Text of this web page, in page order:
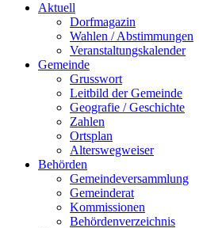
Aktuell
Dorfmagazin
Wahlen / Abstimmungen
Veranstaltungskalender
Gemeinde
Grusswort
Leitbild der Gemeinde
Geografie / Geschichte
Zahlen
Ortsplan
Alterswegweiser
Behörden
Gemeindeversammlung
Gemeinderat
Kommissionen
Behördenverzeichnis